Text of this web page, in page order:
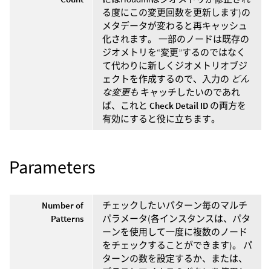
る度にこの変更回数を更新します)の
メタデータが変わると再キャッシュ
化されます。 一部のノードは既存の
ジオメトリを“変更”するのではなく
て代わりに新しくジオメトリオブジ
ェクトを作成するので、入力の どん
な変更も キャッチしたいのであれ
ば、これと Check Detail ID の両方を
有効にすると役に立ちます。
Parameters
Number of
Patterns
チェックしたいパターン毎のマルチ
パラメータ(各インスタンスは、パタ
ーンを使用して一度に複数のノード
をチェックすることができます)。 パ
ターンの数を設定するか、または、